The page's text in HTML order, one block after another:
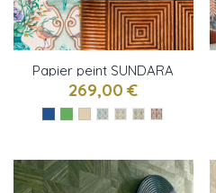
Papier peint SUNDARA
de Osborne & Little
269,00 €